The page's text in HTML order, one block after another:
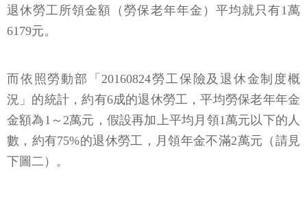
退休勞工所領金額（勞保老年年金）平均就只有1萬
6179元。
而依照勞動部「20160824勞工保險及退休金制度概
況」的統計，約有6成的退休勞工，平均勞保老年年金
金額為1～2萬元，假設再加上平均月領1萬元以下的人
數，約有75%的退休勞工，月領年金不滿2萬元（請見
下圖二）。